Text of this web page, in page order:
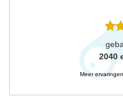
2040
Meer